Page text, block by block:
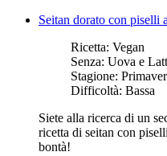
Seitan dorato con piselli
Ricetta: Vegan
Senza: Uova e
Stagione:
Difficoltà: Bassa
Siete alla ricerca di un
ricetta di seitan con
bontà!